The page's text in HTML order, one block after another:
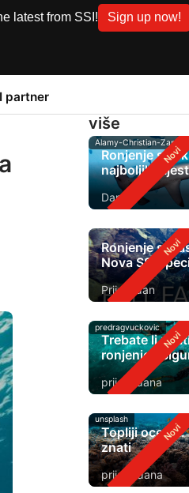
latest from SSI! Sign up now!
partner
više
Alamy-Christian-Zappel
Ronjenje s
najboljih
Danas
Ronjenje s
Nova SSI
Prije 1 dan
predragvuckovic
Trebate li
ronjenje?
prije 2 dana
unsplash
Topliji
znati
prije 4 dana